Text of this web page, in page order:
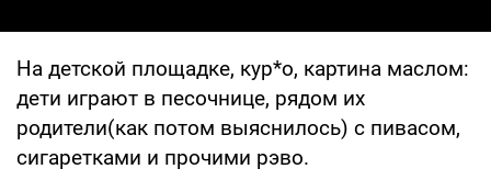
На детской площадке, кур*о, картина маслом:
дети играют в песочнице, рядом их
родители(как потом выяснилось) с пивасом,
сигаретками и прочими рэво.